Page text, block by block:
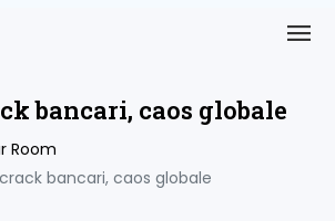
bancari, caos globale
Room
bancari, caos globale